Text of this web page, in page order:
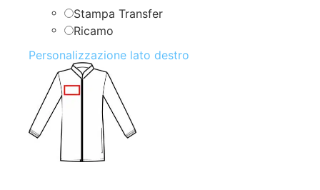
Stampa Transfer
Ricamo
Personalizzazione lato destro